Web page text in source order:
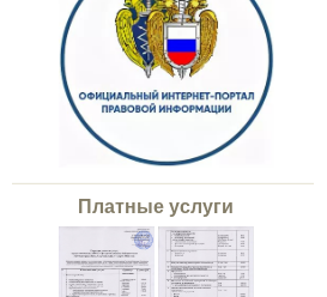
Платные услуги